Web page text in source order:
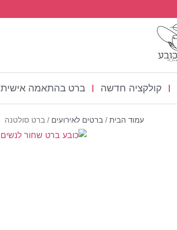
קולקציה חדשה ברט בהתאמה אישית
עמוד הבית / ברטים לאירועים / ברט סולטנה